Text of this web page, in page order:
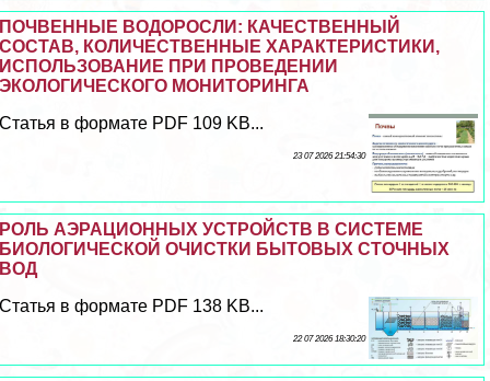
ПОЧВЕННЫЕ ВОДОРОСЛИ: КАЧЕСТВЕННЫЙ
СОСТАВ, КОЛИЧЕСТВЕННЫЕ ХАРАКТЕРИСТИКИ,
ИСПОЛЬЗОВАНИЕ ПРИ ПРОВЕДЕНИИ
ЭКОЛОГИЧЕСКОГО МОНИТОРИНГА
Статья в формате PDF 109 KB...
23 07 2026 21:54:30
РОЛЬ АЭРАЦИОННЫХ УСТРОЙСТВ В СИСТЕМЕ
БИОЛОГИЧЕСКОЙ ОЧИСТКИ БЫТОВЫХ СТОЧНЫХ
ВОД
Статья в формате PDF 138 KB...
22 07 2026 18:30:20